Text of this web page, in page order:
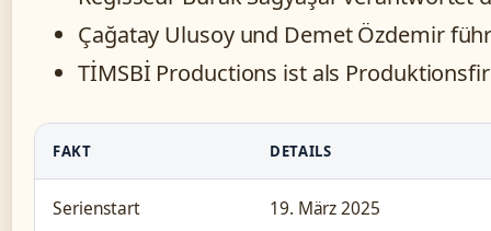
Çağatay Ulusoy und Demet Özdemir
TİMSBİ Productions ist als
FAKT DETAILS
Serienstart 19. März 2025